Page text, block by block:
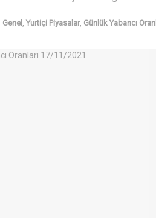
Genel Yurtiçi Piyasalar, Günlük Yabancı